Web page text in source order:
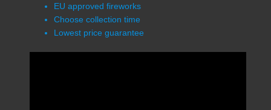
EU approved fireworks
Choose collection time
Lowest price guarantee